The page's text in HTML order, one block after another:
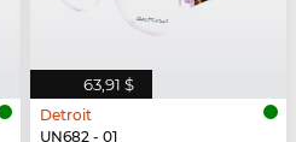
63,91 $
Detroit
UN682 - 01